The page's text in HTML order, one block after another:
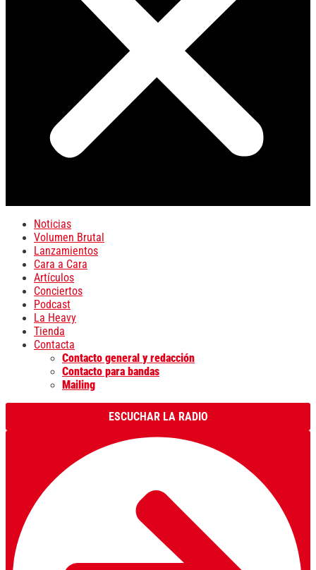
Noticias
Volumen Brutal
Lanzamientos
Cara a Cara
Artículos
Conciertos
Podcast
La Heavy
Tienda
Contacta
Contacto general y redacción
Contacto para bandas
Mailing
ESCUCHAR LA RADIO